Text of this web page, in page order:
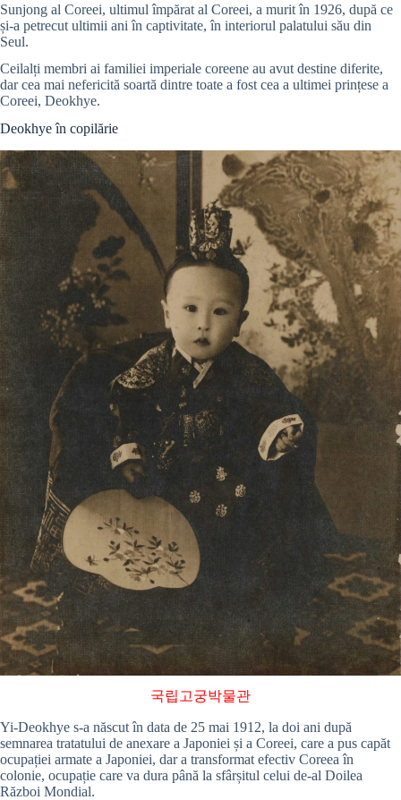
Sunjong al Coreei, ultimul împărat al Coreei, a murit în 1926, după ce
și-a petrecut ultimii ani în captivitate, în interiorul palatului său din
Seul.
Ceilalți membri ai familiei imperiale coreene au avut destine diferite,
dar cea mai nefericită soartă dintre toate a fost cea a ultimei prințese a
Coreei, Deokhye.
Deokhye în copilărie
국립고궁박물관
Yi-Deokhye s-a născut în data de 25 mai 1912, la doi ani după
semnarea tratatului de anexare a Japoniei și a Coreei, care a pus capăt
ocupației armate a Japoniei, dar a transformat efectiv Coreea în
colonie, ocupație care va dura până la sfârșitul celui de-al Doilea
Război Mondial.